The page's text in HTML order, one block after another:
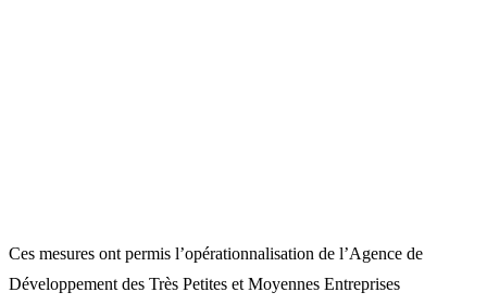
Ces mesures ont permis l’opérationnalisation de l’Agence de
Développement des Très Petites et Moyennes Entreprises